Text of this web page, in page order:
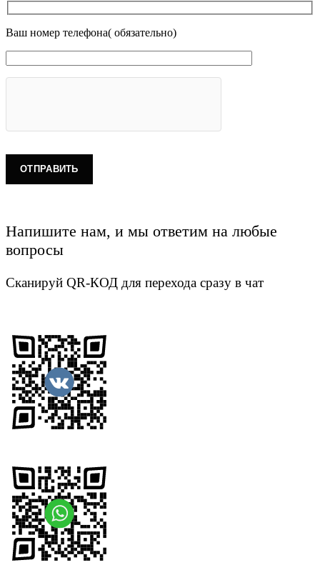
Ваш номер телефона( обязательно)
Напишите нам, и мы ответим на любые
вопросы
Сканируй QR-КОД для перехода сразу в чат